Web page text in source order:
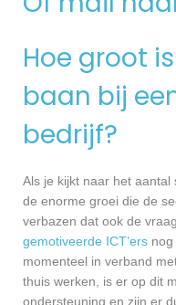
Hoe groot
baan bij
bedrijf?
Als je kijkt naar het
de enorme groei die de
verbazen dat ook de
gemotiveerde ICT’ers
momenteel in verband
thuis werken, is er op dit
ondersteuning en zijn er